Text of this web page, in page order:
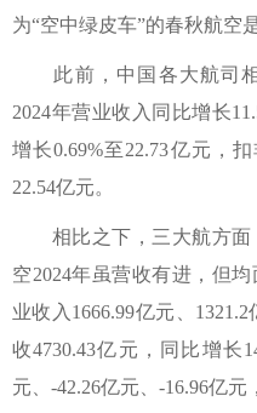
为“空中绿皮车”的春秋航空
此前，中国各大航司相
2024年营业收入同比增长
增长0.69%至22.73亿元，
22.54亿元。
相比之下，三大航方面
空2024年虽营收有进，但
业收入1666.99亿元、
收4730.43亿元，同比增长
元、-42.26亿元、-16.96亿